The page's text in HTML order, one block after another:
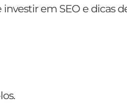
em SEO e dicas